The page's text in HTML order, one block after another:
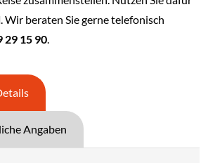
. Wir beraten Sie gerne telefonisch
29 15 90.
Angaben